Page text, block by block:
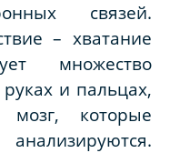
связей.
– хватание
множество
и пальцах,
которые